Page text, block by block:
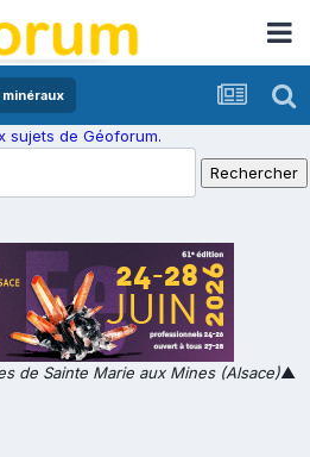
sujets de Géoforum.
de Sainte Marie aux Mines (Alsace)▲